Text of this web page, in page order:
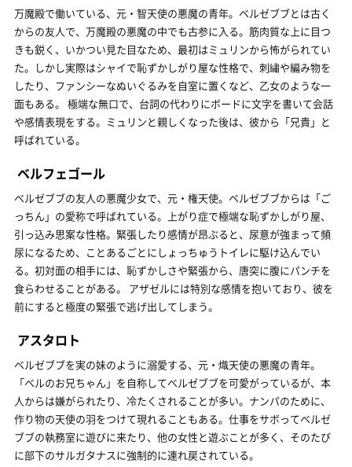
万魔殿で働いている、元・智天使の悪魔の青年。ベルゼブブとは古く
からの友人で、万魔殿の悪魔の中でも古参に入る。筋肉質な上に目つ
きも鋭く、いかつい見た目なため、最初はミュリンから怖がられてい
た。しかし実際はシャイで恥ずかしがり屋な性格で、刺繡や編み物を
したり、ファンシーなぬいぐるみを自室に置くなど、乙女のような一
面もある。 極端な無口で、台詞の代わりにボードに文字を書いて会話
や感情表現をする。ミュリンと親しくなった後は、彼から「兄貴」と
呼ばれている。
ベルフェゴール
ベルゼブブの友人の悪魔少女で、元・権天使。ベルゼブブからは「ご
っちん」の愛称で呼ばれている。上がり症で極端な恥ずかしがり屋、
引っ込み思案な性格。緊張したり感情が昂ぶると、尿意が強まって頻
尿になるため、ことあるごとにしょっちゅうトイレに駆け込んでい
る。初対面の相手には、恥ずかしさや緊張から、唐突に腹にパンチを
食らわせることがある。 アザゼルには特別な感情を抱いており、彼を
前にすると極度の緊張で逃げ出してしまう。
アスタロト
ベルゼブブを実の妹のように溺愛する、元・熾天使の悪魔の青年。
「ベルのお兄ちゃん」を自称してベルゼブブを可愛がっているが、本
人からは嫌がられたり、冷たくされることが多い。ナンパのために、
作り物の天使の羽をつけて現れることもある。仕事をサボってベルゼ
ブブの執務室に遊びに来たり、他の女性と遊ぶことが多く、そのたび
に部下のサルガタナスに強制的に連れ戻されている。